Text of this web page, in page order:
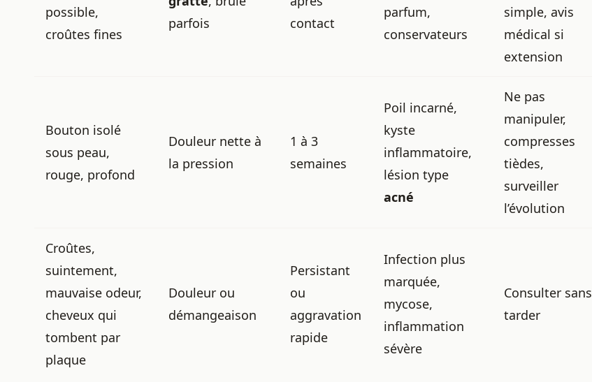
possible,
croûtes fines
parfois
contact
parfum,
conservateurs
simple, avis
médical si
extension
Bouton isolé
sous peau,
rouge, profond
Douleur nette à
la pression
1 à 3
semaines
Poil incarné,
kyste
inflammatoire,
lésion type
acné
Ne pas
manipuler,
compresses
tièdes,
surveiller
l’évolution
Croûtes,
suintement,
mauvaise odeur,
cheveux qui
tombent par
plaque
Douleur ou
démangeaison
Persistant
ou
aggravation
rapide
Infection plus
marquée,
mycose,
inflammation
sévère
Consulter sans
tarder